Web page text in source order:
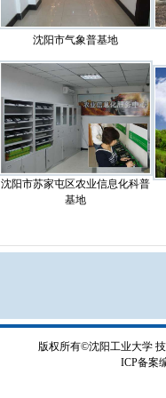
沈阳市气象普基地
沈阳市苏家屯区农业信息化科普
基地
版权所有©沈阳工业大学
ICP备案